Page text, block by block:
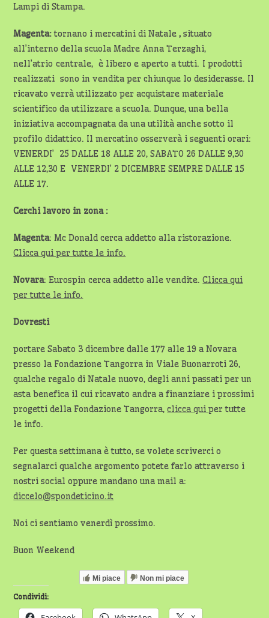
Lampi di Stampa.
Magenta:tornano i mercatini di Natale,situato
all’interno della scuola Madre Anna Terzaghi,
nell’atrio centrale, è libero e aperto a tutti. I prodotti
realizzati sono in vendita per chiunque lo desiderasse. Il
ricavato verrà utilizzato per acquistare materiale
scientifico da utilizzare a scuola. Dunque, una bella
iniziativa accompagnata da una utilità anche sotto il
profilo didattico. Il mercatino osserverà i seguenti orari:
VENERDI’ 25 DALLE 18 ALLE 20, SABATO 26 DALLE 9,30
ALLE 12,30 E VENERDI’ 2 DICEMBRE SEMPRE DALLE 15
ALLE 17.
Cerchi lavoro in zona :
Magenta: Mc Donald cerca addetto alla ristorazione.
Clicca qui per tutte le info.
Novara: Eurospin cerca addetto alle vendite.Clicca qui
per tutte le info.
Dovresti
portare Sabato 3 dicembre dalle 177 alle 19 a Novara
presso la Fondazione Tangorra in Viale Buonarroti 26,
qualche regalo di Natale nuovo, degli anni passati per un
asta benefica il cui ricavato andra a finanziare i prossimi
progetti della Fondazione Tangorra,clicca quiper tutte
le info.
Per questa settimana è tutto, se volete scriverci o
segnalarci qualche argomento potete farlo attraverso i
nostri social oppure mandano una mail a:
diccelo@spondeticino.it
Noi ci sentiamo venerdì prossimo.
Buon Weekend
Mi piace Non mi piace
Condividi: